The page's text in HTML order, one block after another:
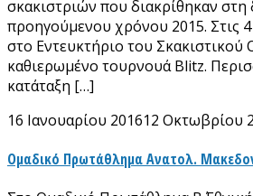
σκακιστριών που διακρίθηκαν στη
προηγούμενου χρόνου 2015. Στις 4
στο Εντευκτήριο του Σκακιστικού
καθιερωμένο τουρνουά Βlitz.
κατάταξη […]
16 Ιανουαρίου 201612 Οκτωβρίου
Ομαδικό Πρωτάθλημα Ανατολ.